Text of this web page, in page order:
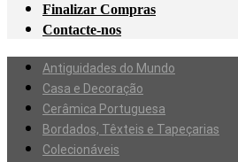
Finalizar Compras
Contacte-nos
Antiguidades do Mundo
Casa e Decoração
Cerâmica Portuguesa
Bordados, Têxteis e Tapeçarias
Colecionáveis